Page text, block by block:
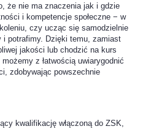
że nie ma znaczenia jak i gdzie
i kompetencje społeczne − w
czy ucząc się samodzielnie
potrafimy. Dzięki temu, zamiast
jakości lub chodzić na kurs
z łatwością uwiarygodnić
zdobywając powszechnie
kwalifikację włączoną do ZSK,